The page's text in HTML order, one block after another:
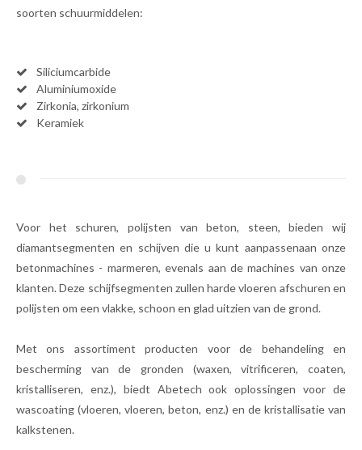
soorten schuurmiddelen:
Siliciumcarbide
Aluminiumoxide
Zirkonia, zirkonium
Keramiek
Voor het schuren, polijsten van beton, steen, bieden wij
diamantsegmenten en schijven die u kunt aanpassenaan onze
betonmachines - marmeren, evenals aan de machines van onze
klanten. Deze schijfsegmenten zullen harde vloeren afschuren en
polijsten om een vlakke, schoon en glad uitzien van de grond.
Met ons assortiment producten voor de behandeling en
bescherming van de gronden (waxen, vitrificeren, coaten,
kristalliseren, enz.), biedt Abetech ook oplossingen voor de
wascoating (vloeren, vloeren, beton, enz.) en de kristallisatie van
kalkstenen.